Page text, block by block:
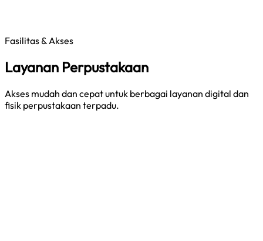
Fasilitas & Akses
Layanan Perpustakaan
Akses mudah dan cepat untuk berbagai layanan digital dan
fisik perpustakaan terpadu.